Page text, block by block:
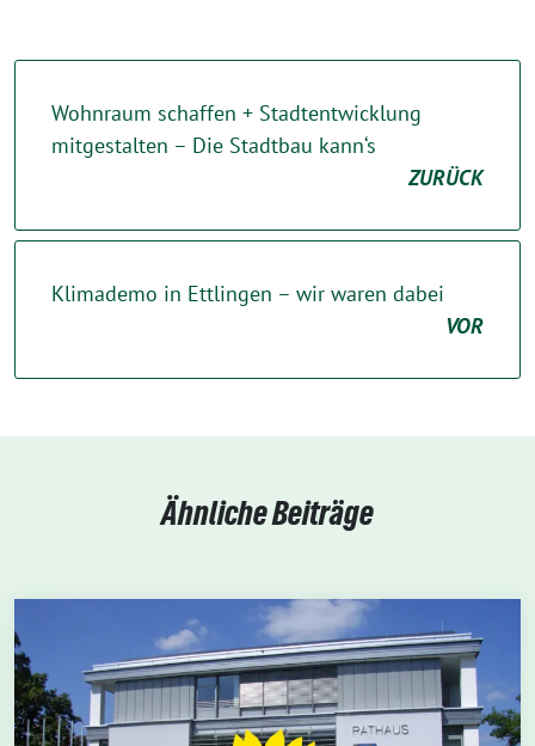
Wohnraum schaffen + Stadtentwicklung
mitgestalten – Die Stadtbau kann‘s
ZURÜCK
Klimademo in Ettlingen – wir waren dabei
VOR
Ähnliche Beiträge